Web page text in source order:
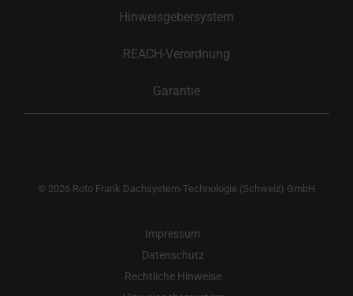
Hinweisgebersystem
REACH-Verordnung
Garantie
© 2026 Roto Frank Dachsystem-Technologie (Schweiz) GmbH
Impressum
Datenschutz
Rechtliche Hinweise